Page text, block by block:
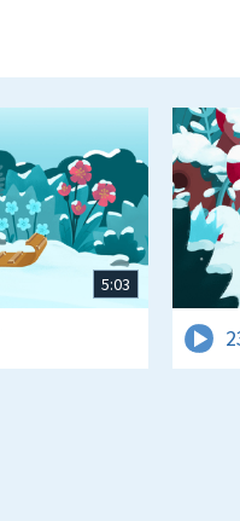
5:03